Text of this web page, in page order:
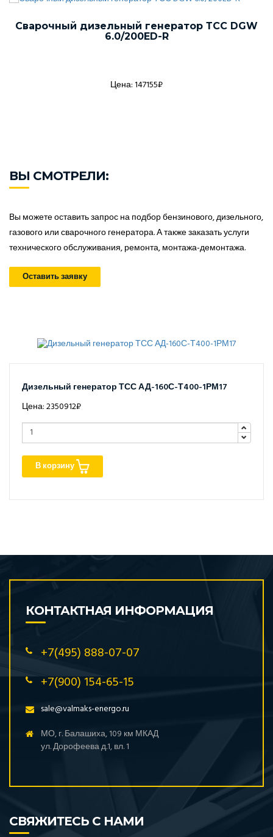
Сварочный дизельный генератор ТСС DGW
6.0/200ED-R
Цена: 147155₽
ВЫ СМОТРЕЛИ:
Вы можете оставить запрос на подбор бензинового, дизельного,
газового или сварочного генератора. А также заказать услуги
технического обслуживания, ремонта, монтажа-демонтажа.
Оставить заявку
Дизельный генератор ТСС АД-160С-Т400-1РМ17
Цена: 2350912₽
В корзину
КОНТАКТНАЯ ИНФОРМАЦИЯ
+7(495) 888-07-07
+7(900) 154-65-15
sale@valmaks-energo.ru
МО, г. Балашиха, 109 км МКАД
ул. Дорофеева д.1, вл. 1
СВЯЖИТЕСЬ С НАМИ